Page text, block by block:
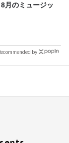
月のミュージッ
by